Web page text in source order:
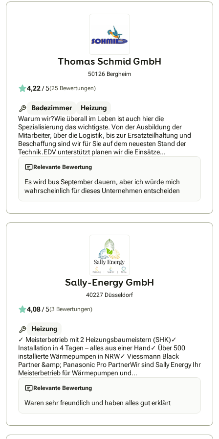
Thomas Schmid GmbH
50126 Bergheim
4,22/ 5(25 Bewertungen)
Badezimmer
Heizung
Warum wir?Wie überall im Leben ist auch hier die
Spezialisierung das wichtigste. Von der Ausbildung der
Mitarbeiter, über die Logistik, bis zur Ersatzteilhaltung und
Beschaffung sind wir für Sie auf dem neuesten Stand der
Technik.EDV unterstützt planen wir die Einsätze
kostengünstig und effektiv, um ein ideales Preis-
Leistungsverhältnis für Sie zu erzielen.Wir beschäftigen
ausnahmslos eigene Fachkräfte aus allen Bereichen der
Gebäude- und Sanierungstechnik.Alles aus einer Hand von
Spezialisten und nur eine Firma als Ansprechpartner.Wir
garantieren eine einwandfreie Umsetzung aller Arbeiten und
Relevante Bewertung
Es wird bus September dauern, aber ich würde mich
wahrscheinlich für dieses Unternehmen entscheiden
Sally-Energy GmbH
40227 Düsseldorf
4,08/ 5(3 Bewertungen)
Heizung
✓ Meisterbetrieb mit 2 Heizungsbaumeistern (SHK)✓
Installation in 4 Tagen – alles aus einer Hand✓ Über 500
installierte Wärmepumpen in NRW✓ Viessmann Black
Partner &amp; Panasonic Pro PartnerWir sind Sally Energy Ihr
Meisterbetrieb für Wärmepumpen und
Heizungsmodernisierung in Nordrhein-Westfalen.Als SHK-
Fachbetrieb (Heizung, Sanitär, Klimatechnik) mit zwei fest
angestellten Heizungsbaumeistern planen und installieren
wir Ihre neue Wärmepumpe komplett eigenständig – ohne
Subunternehmer, mit festangestellten Monteuren, von der
Relevante Bewertung
Waren sehr freundlich und haben alles gut erklärt